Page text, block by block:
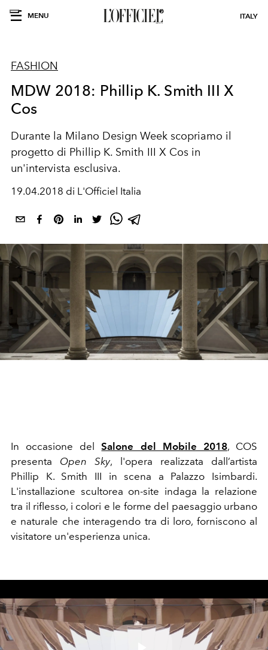
MENU ITALY
FASHION
MDW 2018: Phillip K. Smith III X
Cos
Durante la Milano Design Week scopriamo il
progetto di Phillip K. Smith III X Cos in
un'intervista esclusiva.
19.04.2018 di L'Officiel Italia
In occasione del Salone del Mobile 2018, COS
presenta Open Sky, l'opera realizzata dall’artista
Phillip K. Smith III in scena a Palazzo Isimbardi.
L'installazione scultorea on-site indaga la relazione
tra il riflesso, i colori e le forme del paesaggio urbano
e naturale che interagendo tra di loro, forniscono al
visitatore un'esperienza unica.